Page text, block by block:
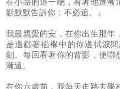
影默默告訴你：不必追。』
我最親愛的安，在你出生那年
是邊顧著襁褓中的你邊拭淚
刻。每回看著你的背影，便聯
漸遠。
在你六歲前，我每天走路去學